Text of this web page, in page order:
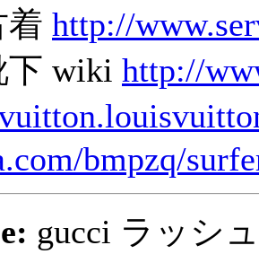
着 http://
下 wiki http://
bmpzq/
gucci ラッシ